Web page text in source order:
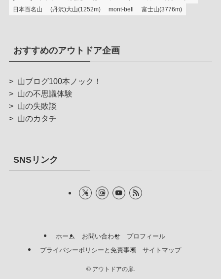
日本百名山
(丹沢)大山(1252m) mont-bell 富士山(3776m)
おすすめのアウトドア企画
> 山ブログ100本ノック！
> 山の不思議体験
> 山の失敗談
> 山のカタチ
SNSリンク
ホーム お問い合わせ
プロフィール
プライバシーポリシーと免責事項
サイトマップ
©アウトドアの扉.